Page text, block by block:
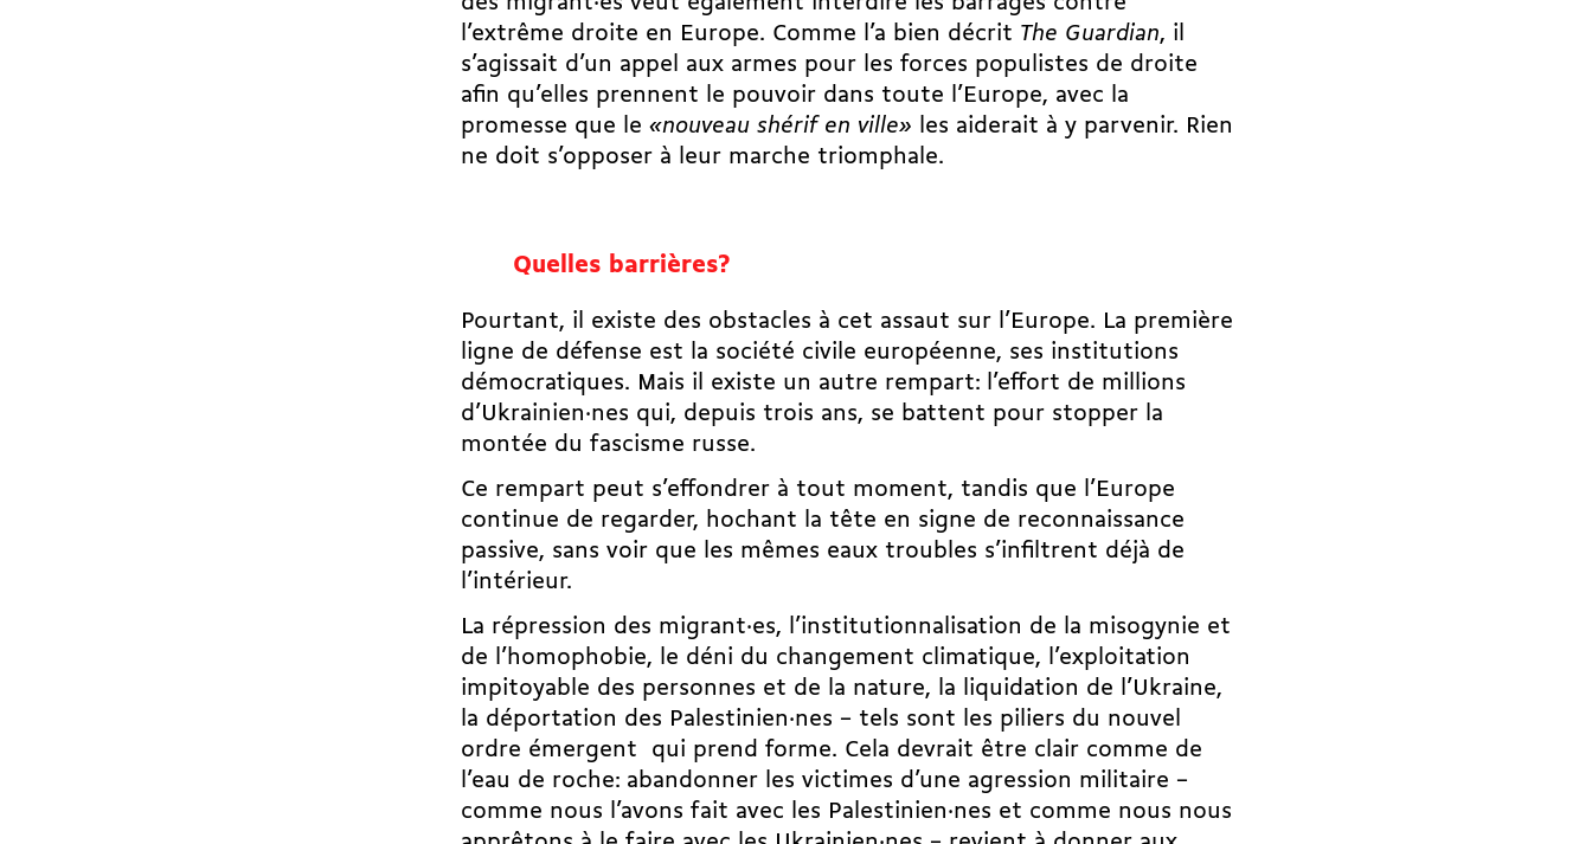
l’extrême droite en Europe. Comme l’a bien décrit The Guardian, il
s’agissait d’un appel aux armes pour les forces populistes de droite
afin qu’elles prennent le pouvoir dans toute l’Europe, avec la
promesse que le «nouveau shérif en ville» les aiderait à y parvenir. Rien
ne doit s’opposer à leur marche triomphale.
Quelles barrières?
Pourtant, il existe des obstacles à cet assaut sur l’Europe. La première
ligne de défense est la société civile européenne, ses institutions
démocratiques. Mais il existe un autre rempart: l’effort de millions
d’Ukrainien·nes qui, depuis trois ans, se battent pour stopper la
montée du fascisme russe.
Ce rempart peut s’effondrer à tout moment, tandis que l’Europe
continue de regarder, hochant la tête en signe de reconnaissance
passive, sans voir que les mêmes eaux troubles s’infiltrent déjà de
l’intérieur.
La répression des migrant·es, l’institutionnalisation de la misogynie et
de l’homophobie, le déni du changement climatique, l’exploitation
impitoyable des personnes et de la nature, la liquidation de l’Ukraine,
la déportation des Palestinien·nes – tels sont les piliers du nouvel
ordre émergent qui prend forme. Cela devrait être clair comme de
l’eau de roche: abandonner les victimes d’une agression militaire –
comme nous l’avons fait avec les Palestinien·nes et comme nous nous